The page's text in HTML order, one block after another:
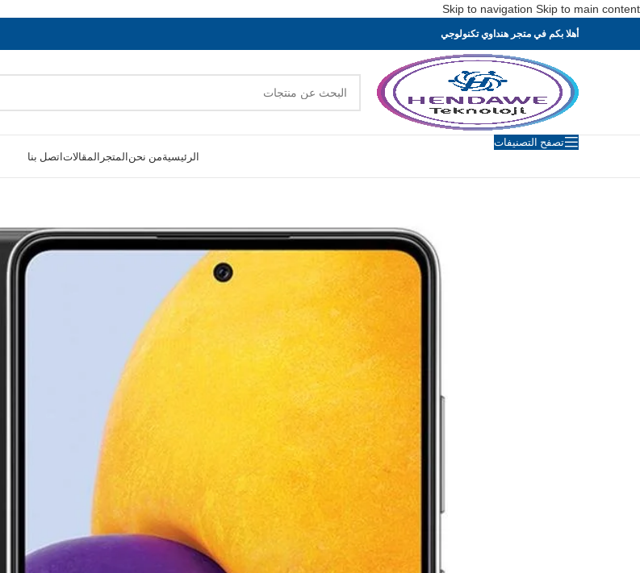
Skip to navigation Skip to main content
أهلا بكم في متجر هنداوي تكنولوجي
تصفح التصنيفات
الرئيسيةمن نحنالمتجر المقالاتاتصل بنا